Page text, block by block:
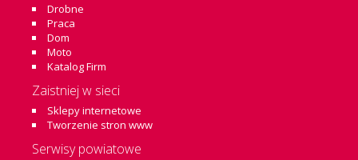
Drobne
Praca
Dom
Moto
Katalog Firm
Zaistniej w sieci
Sklepy internetowe
Tworzenie stron www
Serwisy powiatowe